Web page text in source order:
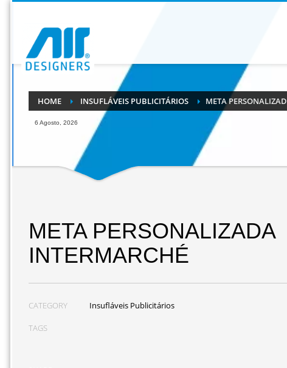
HOME INSUFLÁVEIS PUBLICITÁRIOS META
6 Agosto, 2026
META PERSONALIZADA
INTERMARCHÉ
CATEGORY Insufláveis Publicitários
TAGS